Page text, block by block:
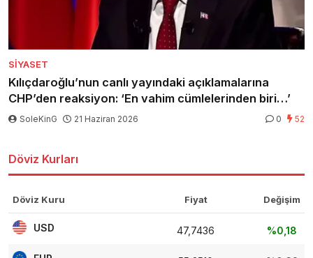
SIYASET
Kılıçdaroğlu’nun canlı yayındaki açıklamalarına
CHP’den reaksiyon: ‘En vahim cümlelerinden biri…’
SoleKinG 21 Haziran 2026 0 52
Döviz Kurları
Döviz Kuru Fiyat Değişim
USD 47,7436 %0,18